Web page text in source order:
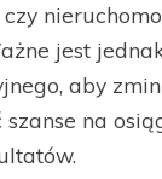
jest
aby
na